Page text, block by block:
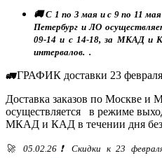
🚚 С 1 по 3 мая и с 9 по 11
Петербург и ЛО
09-14 и с 14-18, за МКАД и
интервалов. .
🚛ГРАФИК доставки 23
Доставка заказов по Москве
осуществляется в режиме
МКАД и КАД в течении дня без
🚀 05.02.26❗ Скидки к 23